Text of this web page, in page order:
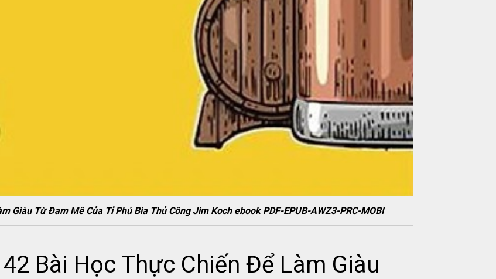
Giàu Từ Đam Mê Của Tỉ Phú Bia Thủ Công Jim Koch ebook PDF-EPUB-AWZ3-PRC-MOBI
Bài Học Thực Chiến Để Làm Giàu